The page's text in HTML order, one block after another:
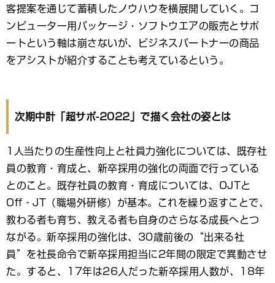
客提案を通じて蓄積したノウハウを横展開していく。コ
ンピューター用パッケージ・ソフトウエアの販売とサポ
ートという軸は崩さないが、ビジネスパートナーの商品
をアシストが紹介することも考えているという。
次期中計「超サポ-2022」で描く会社の姿とは
1人当たりの生産性向上と社員力強化については、既存社
員の教育・育成と、新卒採用の強化の両面で行っている
とのこと。既存社員の教育・育成については、OJTと
Off‐JT（職場外研修）が基本。これを繰り返すことで、
教わる者も育ち、教える者も自身のさらなる成長へとつ
ながる。新卒採用の強化は、30歳前後の“出来る社
員”を社長命令で新卒採用担当に2年間の限定で異動させ
た。すると、17年は26人だった新卒採用人数が、18年